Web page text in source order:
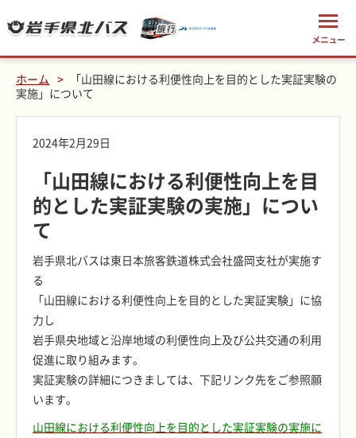
ホーム
「山田線における利便性向上を目的とした実証実験の
実施」について
2024年2月29日
「山田線における利便性向上を目
的とした実証実験の実施」につい
て
岩手県北バスは東日本旅客鉄道株式会社盛岡支社が実施す
る
「山田線における利便性向上を目的とした実証実験」に協
力し
岩手県央地域と沿岸地域の利便性向上及び公共交通の利用
促進に取り組みます。
実証実験の詳細につきましては、下記リンク先をご参照願
います。
山田線における利便性向上を目的とした実証実験の実施に